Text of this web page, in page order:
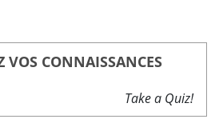
VOS CONNAISSANCES
Take a Quiz!